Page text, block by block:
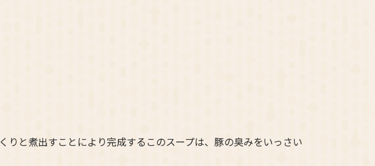
と煮出すことにより完成するこのスープは、豚の臭みをいっさい